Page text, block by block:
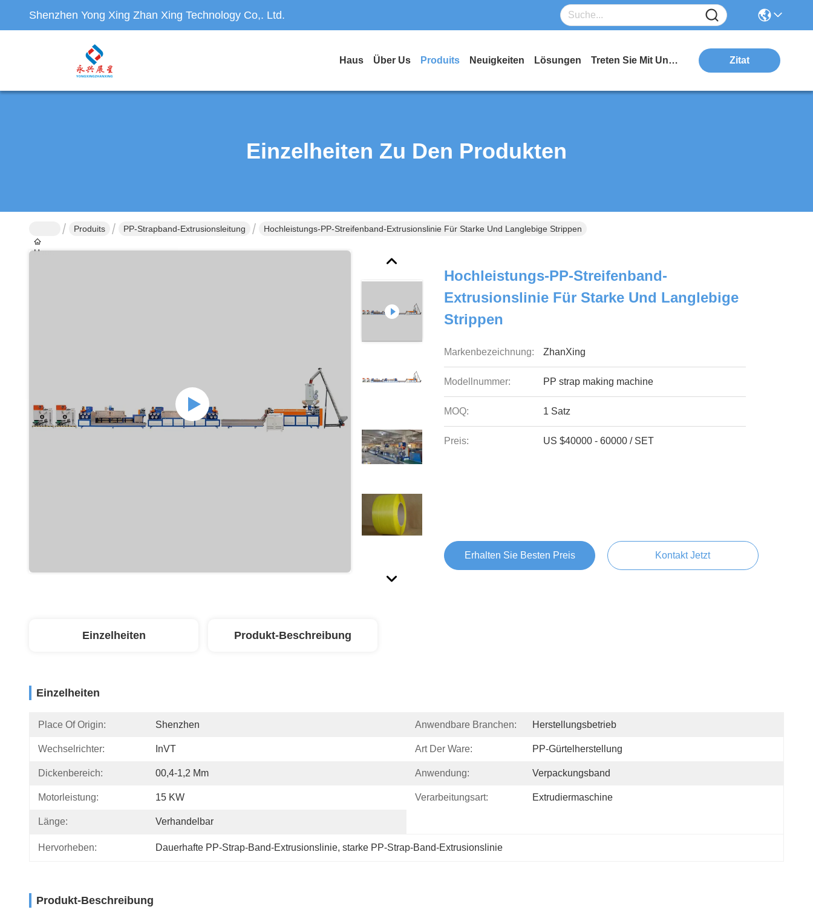
Shenzhen Yong Xing Zhan Xing Technology Co,. Ltd.
Haus Über Us Produits Neuigkeiten Lösungen Treten Sie Mit Uns In Verbindung Zitat
Einzelheiten Zu Den Produkten
Haus
Produits PP-Strapband-Extrusionsleitung Hochleistungs-PP-Streifenband-Extrusionslinie Für Starke Und Langlebige Strippen
Hochleistungs-PP-Streifenband-
Extrusionslinie Für Starke Und Langlebige
Strippen
Markenbezeichnung: ZhanXing
Modellnummer: PP strap making machine
MOQ: 1 Satz
Preis: US $40000 - 60000 / SET
Erhalten Sie Besten Preis Kontakt Jetzt
Einzelheiten Produkt-Beschreibung
Einzelheiten
Place Of Origin: Shenzhen Anwendbare Branchen: Herstellungsbetrieb
Wechselrichter: InVT Art Der Ware: PP-Gürtelherstellung
Dickenbereich: 00,4-1,2 Mm Anwendung: Verpackungsband
Motorleistung: 15 KW Verarbeitungsart: Extrudiermaschine
Länge: Verhandelbar
Hervorheben: Dauerhafte PP-Strap-Band-Extrusionslinie, starke PP-Strap-Band-Extrusionslinie
Produkt-Beschreibung